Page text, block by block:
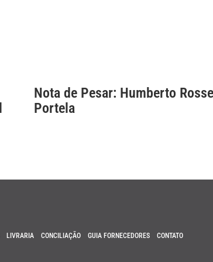
Nota de Pesar: Humberto
Portela
LIVRARIA CONCILIAÇÃO GUIA FORNECEDORES CONTATO